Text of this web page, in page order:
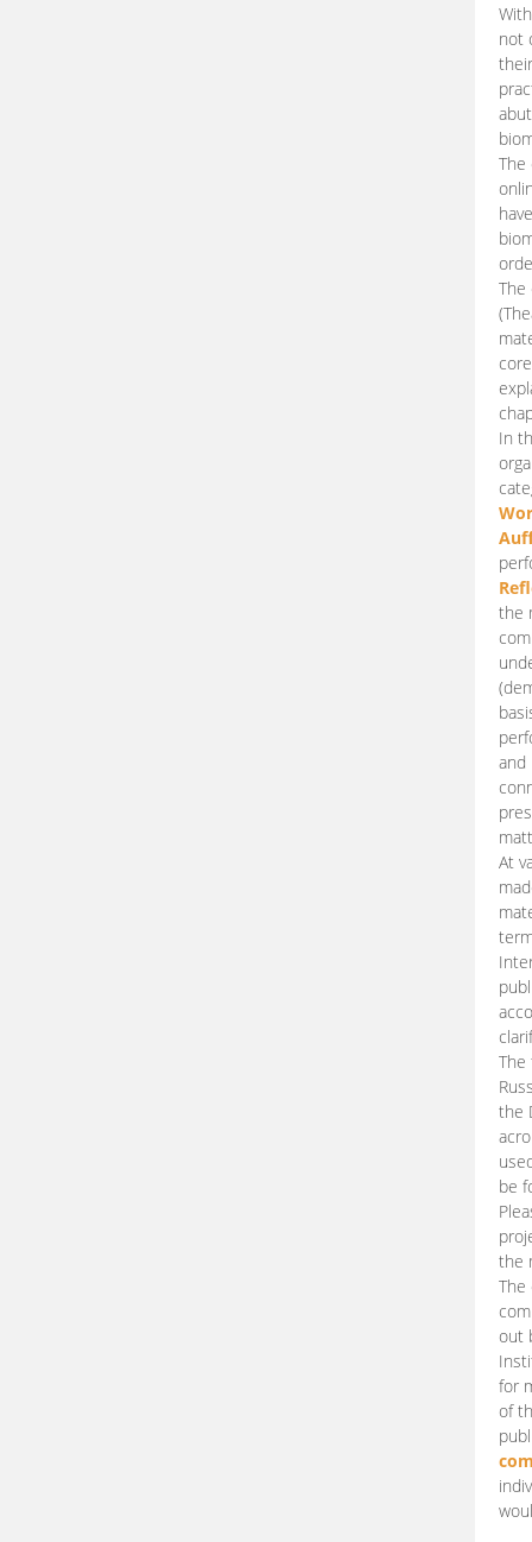
not
The
In
the
and
At
The
the
be
the
The
out
for
of